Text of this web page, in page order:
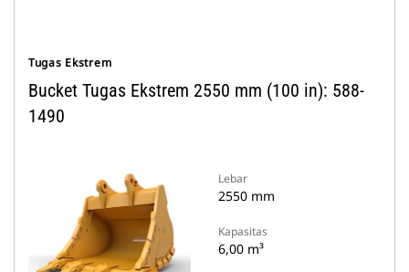
Tugas Ekstrem
Bucket Tugas Ekstrem 2550 mm (100 in): 588-
1490
Lebar
2550 mm
Kapasitas
6,00 m³